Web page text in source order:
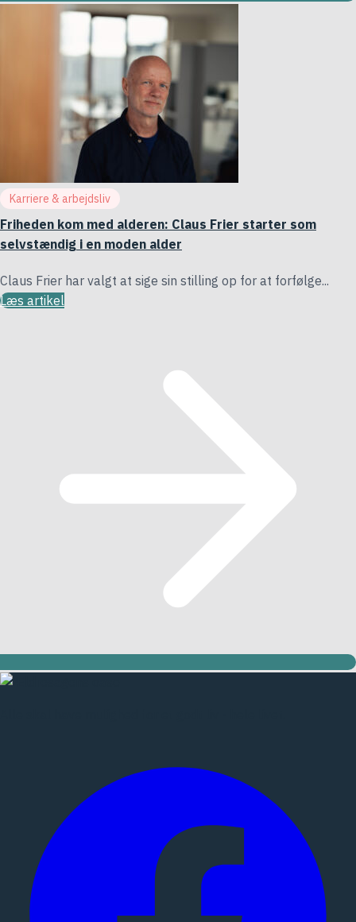
Karriere & arbejdsliv
Friheden kom med alderen: Claus Frier starter som
selvstændig i en moden alder
Claus Frier har valgt at sige sin stilling op for at forfølge...
Læs artikel